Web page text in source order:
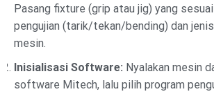
Pasang fixture (grip atau jig) yang
pengujian (tarik/tekan/bending) dan
mesin.
Inisialisasi Software: Nyalakan mesin
software Mitech, lalu pilih program